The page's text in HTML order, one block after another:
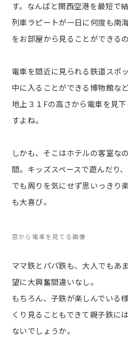
す。なんばと関西空港を最短で
列車ラピートが一日に何度も南
をお部屋から見ることができる
電車を間近に見られる鉄道スポ
中に入ることができる博物館な
地上３１Fの高さから電車を見
すよね。
しかも、そこはホテルの客室な
間。キッズスペースで遊んだり
でも周りを気にせず思いっきり
も大喜び。
窓から電車を見てる画像
ママ鉄とパパ鉄も、大人でもあ
望に大興奮間違いなし。
もちろん、子鉄が楽しんでいる
くり見ることもできて親子鉄に
ないでしょうか。